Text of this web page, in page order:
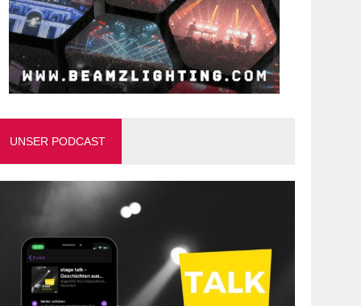
UNSER PODCAST